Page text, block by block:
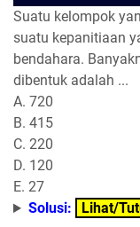
Suatu kelompok
suatu kepanitiaan
bendahara.
dibentuk adalah ...
A. 720
B. 415
C. 220
D. 120
E. 27
Solusi:
Lihat/